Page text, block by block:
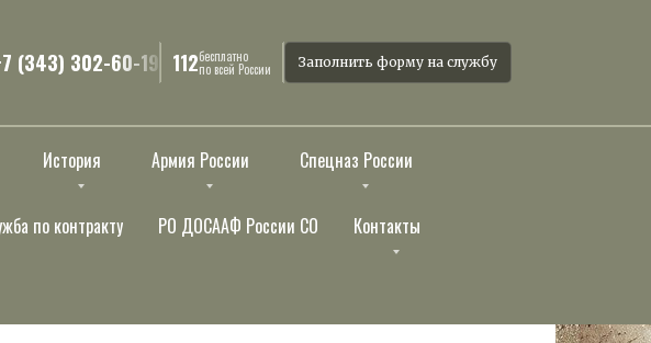
(343) 302-60-19 112бесплатно
по всей России Заполнить форму на службу
История Армия России Спецназ России
по контракту РО ДОСААФ России СО Контакты